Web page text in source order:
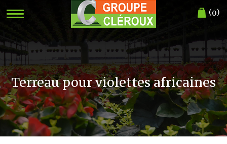
(0)
Terreau pour violettes africaines